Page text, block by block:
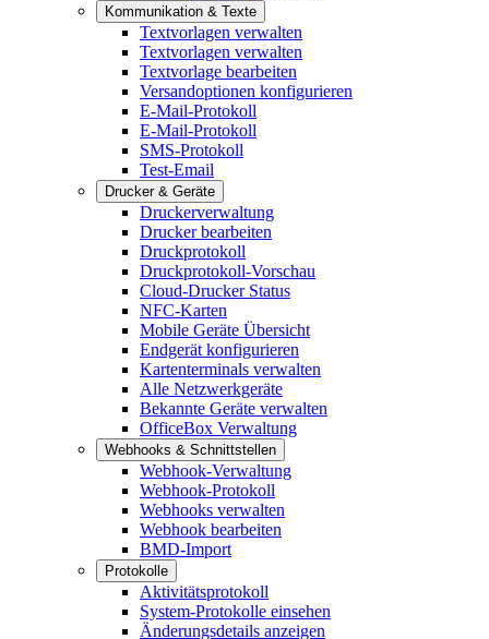
Kommunikation & Texte
Textvorlagen verwalten
Textvorlagen verwalten
Textvorlage bearbeiten
Versandoptionen konfigurieren
E-Mail-Protokoll
E-Mail-Protokoll
SMS-Protokoll
Test-Email
Drucker & Geräte
Druckerverwaltung
Drucker bearbeiten
Druckprotokoll
Druckprotokoll-Vorschau
Cloud-Drucker Status
NFC-Karten
Mobile Geräte Übersicht
Endgerät konfigurieren
Kartenterminals verwalten
Alle Netzwerkgeräte
Bekannte Geräte verwalten
OfficeBox Verwaltung
Webhooks & Schnittstellen
Webhook-Verwaltung
Webhook-Protokoll
Webhooks verwalten
Webhook bearbeiten
BMD-Import
Protokolle
Aktivitätsprotokoll
System-Protokolle einsehen
Änderungsdetails anzeigen